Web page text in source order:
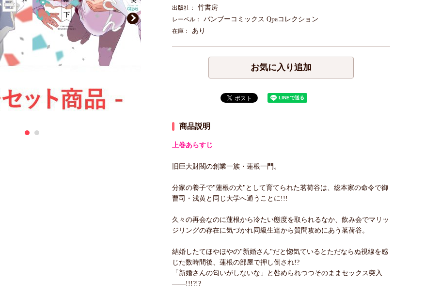
出版社： 竹書房
レーベル： バンブーコミックス Qpaコレクション
在庫： あり
お気に入り追加
商品説明
上巻あらすじ
旧巨大財閥の創業一族・蓮根一門。
分家の養子で"蓮根の犬"として育てられた茗荷谷は、総本家の命令で御
曹司・浅黄と同じ大学へ通うことに!!!
久々の再会なのに蓮根から冷たい態度を取られるなか、飲み会でマリッ
ジリングの存在に気づかれ同級生達から質問攻めにあう茗荷谷。
結婚したてほやほやの"新婚さん"だと惚気ているとただならぬ視線を感
じた数時間後、蓮根の部屋で押し倒され!?
「新婚さんの匂いがしないな」と咎められつつそのままセックス突入
――!!!?!?